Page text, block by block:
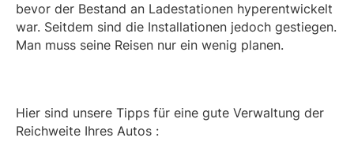
bevor der Bestand an Ladestationen hyperentwickelt
war. Seitdem sind die Installationen jedoch gestiegen.
Man muss seine Reisen nur ein wenig planen.
Hier sind unsere Tipps für eine gute Verwaltung der
Reichweite Ihres Autos :